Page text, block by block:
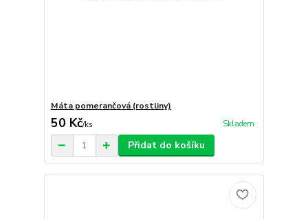
Máta pomerančová (rostliny)
50 Kč/ks Skladem
Přidat do košíku